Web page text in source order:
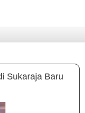
Sukaraja Baru